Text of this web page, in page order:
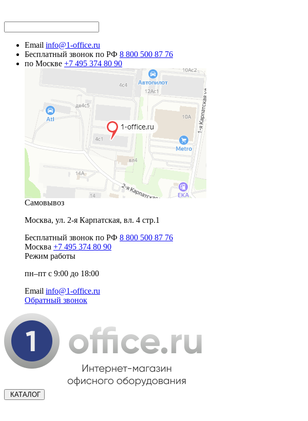
Email info@1-office.ru
Бесплатный звонок по РФ 8 800 500 87 76
по Москве +7 495 374 80 90
Самовывоз
Москва, ул. 2-я Карпатская, вл. 4 стр.1
Бесплатный звонок по РФ 8 800 500 87 76
Москва +7 495 374 80 90
Режим работы
пн–пт с 9:00 до 18:00
Email info@1-office.ru
Обратный звонок
КАТАЛОГ